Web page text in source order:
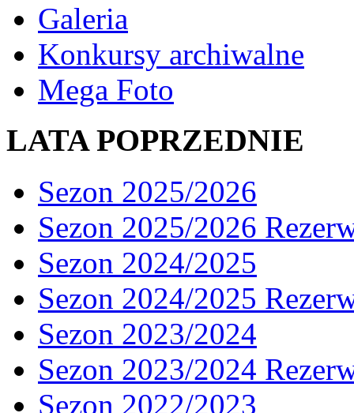
Galeria
Konkursy archiwalne
Mega Foto
LATA POPRZEDNIE
Sezon 2025/2026
Sezon 2025/2026
Sezon 2024/2025
Sezon 2024/2025
Sezon 2023/2024
Sezon 2023/2024
Sezon 2022/2023